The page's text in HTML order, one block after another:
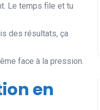
Le temps file et tu
des résultats, ça
face à la pression.
en